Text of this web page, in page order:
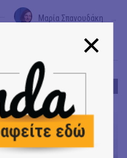
Μαρία Σπανουδάκη